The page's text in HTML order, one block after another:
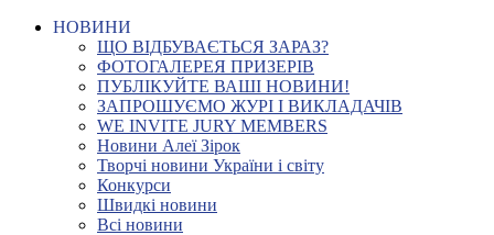
НОВИНИ
ЩО ВІДБУВАЄТЬСЯ ЗАРАЗ?
ФОТОГАЛЕРЕЯ ПРИЗЕРІВ
ПУБЛІКУЙТЕ ВАШІ НОВИНИ!
ЗАПРОШУЄМО ЖУРІ І ВИКЛАДАЧІВ
WE INVITE JURY MEMBERS
Новини Алеї Зірок
Творчі новини України і світу
Конкурси
Швидкі новини
Всі новини